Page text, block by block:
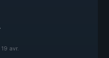
19 avr.